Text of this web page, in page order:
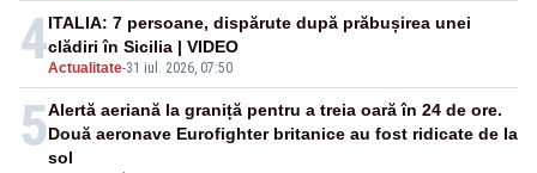
4Actualitate-31 iul. 2026, 07:50
ITALIA: 7 persoane, dispărute după prăbușirea unei
clădiri în Sicilia | VIDEO
5Alertă aeriană la graniță pentru a treia oară în 24 de ore.
Două aeronave Eurofighter britanice au fost ridicate de la
sol